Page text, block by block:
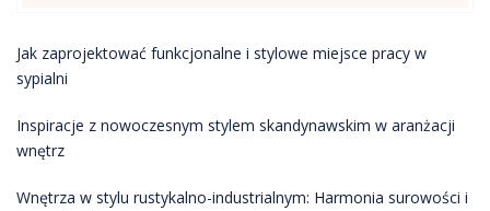
Jak zaprojektować funkcjonalne i stylowe miejsce pracy w
sypialni
Inspiracje z nowoczesnym stylem skandynawskim w aranżacji
wnętrz
Wnętrza w stylu rustykalno-industrialnym: Harmonia surowości i